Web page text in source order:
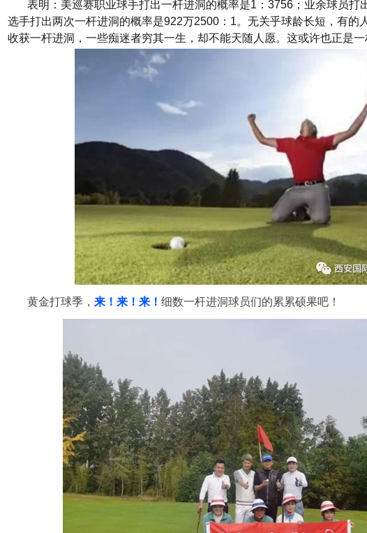
表明：美巡赛职业球手打出一杆进洞的概率是1 ： 3756 ；业余球员打
选手打出两次一杆进洞的概率是922万2500 ： 1。无关乎球龄长短，有的
收获一杆进洞，一些痴迷者穷其一生，却不能天随人愿。这或许也正是一
黄金打球季， 来！来！来！ 细数一杆进洞球员们的累累硕果吧！